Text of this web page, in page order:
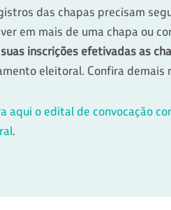
das chapas precisam
em mais de uma chapa ou
inscrições efetivadas as
eleitoral. Confira demais
aqui o edital de convocação
.